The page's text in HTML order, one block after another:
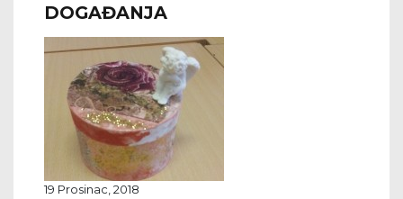
DOGAĐANJA
19 Prosinac, 2018